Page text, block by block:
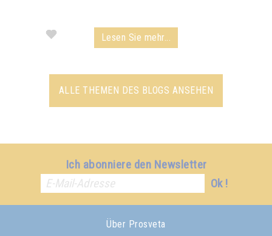
Lesen Sie mehr...
ALLE THEMEN DES BLOGS ANSEHEN
Ich abonniere den Newsletter
Ok !
Über Prosveta